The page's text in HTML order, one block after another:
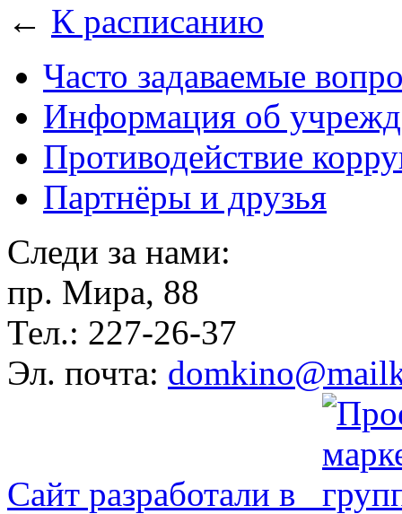
← К расписанию
Часто задаваемые
Информация об
Противодействие
Партнёры и друзья
Следи за нами:
пр. Мира, 88
Тел.: 227-26-37
Эл. почта:
Сайт разработали в